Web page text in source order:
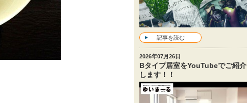
記事を読む
2026年07月26日
Bタイプ居室をYouTubeでご紹介
します！！